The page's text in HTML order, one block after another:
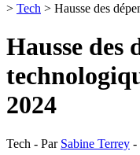
> Tech > Hausse des
Hausse des
2024
Tech - Par Sabine Terrey -